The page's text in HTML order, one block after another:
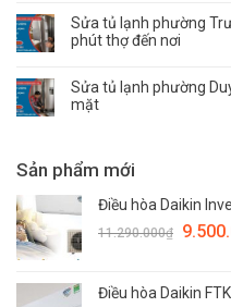
Sửa tủ lạnh phường
phút thợ đến nơi
Sửa tủ lạnh phường
mặt
Sản phẩm mới
Điều hòa Daikin
11.290.000₫
Điều hòa Daikin